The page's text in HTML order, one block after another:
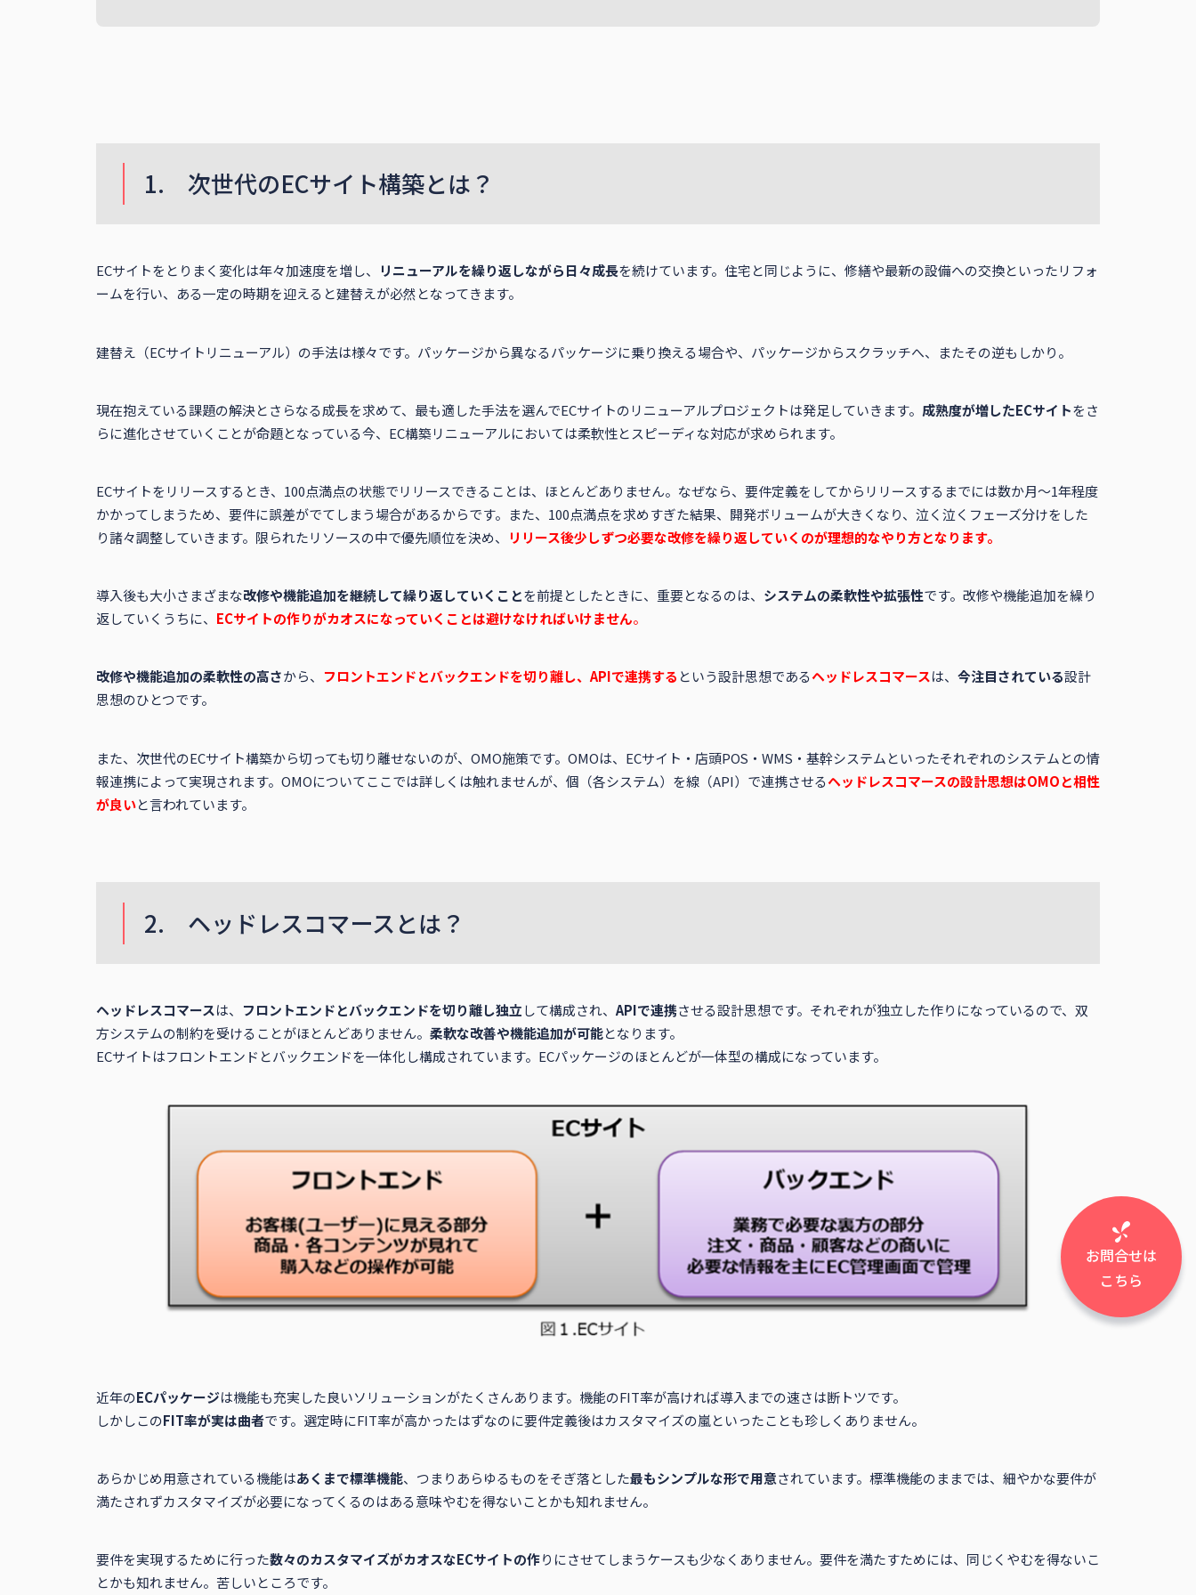
1. 次世代のECサイト構築とは？
ECサイトをとりまく変化は年々加速度を増し、 リニューアルを繰り返しながら日々成長を続けています。住宅と同じように、修繕や最新の設備への交換といったリフォ
ームを行い、ある一定の時期を迎えると建替えが必然となってきます。
建替え（ECサイトリニューアル）の手法は様々です。パッケージから異なるパッケージに乗り換える場合や、パッケージからスクラッチへ、またその逆もしかり。
現在抱えている課題の解決とさらなる成長を求めて、最も適した手法を選んでECサイトのリニューアルプロジェクトは発足していきます。 成熟度が増したECサイトをさ
らに進化させていくことが命題となっている今、EC構築リニューアルにおいては柔軟性とスピーディな対応が求められます。
ECサイトをリリースするとき、100点満点の状態でリリースできることは、ほとんどありません。なぜなら、要件定義をしてからリリースするまでには数か月～1年程度
かかってしまうため、要件に誤差がでてしまう場合があるからです。また、100点満点を求めすぎた結果、開発ボリュームが大きくなり、泣く泣くフェーズ分けをした
り諸々調整していきます。限られたリソースの中で優先順位を決め、
リリース後少しずつ必要な改修を繰り返していくのが理想的なやり方となります。
導入後も大小さまざまな改修や機能追加を継続して繰り返していくことを前提としたときに、重要となるのは、 システムの柔軟性や拡張性です。改修や機能追加を繰り
返していくうちに、 ECサイトの作りがカオスになっていくことは避けなければいけません。
改修や機能追加の柔軟性の高さから、 フロントエンドとバックエンドを切り離し、APIで連携する という設計思想であるヘッドレスコマースは、 今注目されている設計
思想のひとつです。
また、次世代のECサイト構築から切っても切り離せないのが、OMO施策です。OMOは、ECサイト・店頭POS・WMS・基幹システムといったそれぞれのシステムとの情
報連携によって実現されます。OMOについてここでは詳しくは触れませんが、個（各システム）を線（API）で連携させるヘッドレスコマースの設計思想はOMOと相性
が良いと言われています。
2. ヘッドレスコマースとは？
ヘッドレスコマースは、 フロントエンドとバックエンドを切り離し独立して構成され、 APIで連携させる設計思想です。それぞれが独立した作りになっているので、双
方システムの制約を受けることがほとんどありません。 柔軟な改善や機能追加が可能となります。
ECサイトはフロントエンドとバックエンドを一体化し構成されています。ECパッケージのほとんどが一体型の構成になっています。
近年のECパッケージは機能も充実した良いソリューションがたくさんあります。機能のFIT率が高ければ導入までの速さは断トツです。
しかしこのFIT率が実は曲者です。選定時にFIT率が高かったはずなのに要件定義後はカスタマイズの嵐といったことも珍しくありません。
あらかじめ用意されている機能はあくまで標準機能、つまりあらゆるものをそぎ落とした最もシンプルな形で用意されています。標準機能のままでは、細やかな要件が
満たされずカスタマイズが必要になってくるのはある意味やむを得ないことかも知れません。
要件を実現するために行った数々のカスタマイズがカオスなECサイトの作りにさせてしまうケースも少なくありません。要件を満たすためには、同じくやむを得ないこ
とかも知れません。苦しいところです。
お問合せは
こちら